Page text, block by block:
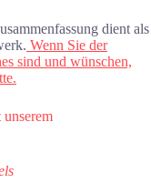
dient als
Wenn Sie der
sind und wünschen,